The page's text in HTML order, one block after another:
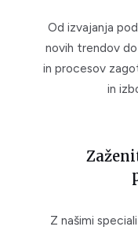
Od izvajanja
novih trendov
in procesov
in
Z našimi